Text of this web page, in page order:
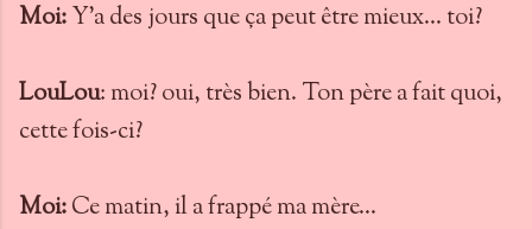
Moi:Y'a des jours que ça peut être mieux... toi?
LouLou: moi? oui, très bien. Ton père a fait quoi,
cette fois-ci?
Moi:Ce matin, il a frappé ma mère...